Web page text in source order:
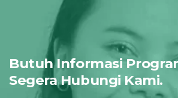
Butuh Informasi
Segera Hubungi Kami.